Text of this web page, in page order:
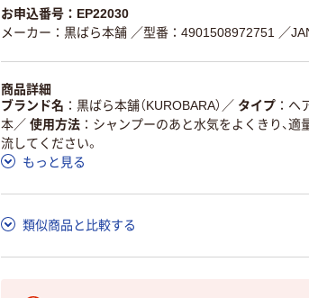
お申込番号：EP22030
メーカー：黒ばら本舗 ／型番：4901508972751 ／
商品詳細
ブランド名
黒ばら本舗（KUROBARA） ／ タイプ ヘ
本／ 使用方法
シャンプーのあと水気をよくきり、適
流してください。
もっと見る
類似商品と比較する